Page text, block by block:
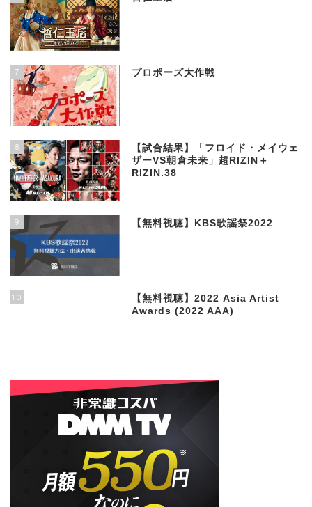
7 プロポーズ大作戦
8
【試合結果】「フロイド・メイウェ
ザーVS朝倉未来」超RIZIN＋
RIZIN.38
9 【無料視聴】KBS歌謡祭2022
10
【無料視聴】2022 Asia Artist
Awards (2022 AAA)